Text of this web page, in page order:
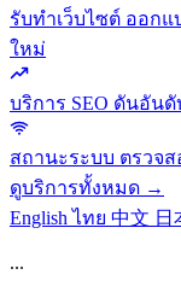
รับทำเว็บไซต์ ออกแ
ใหม่
บริการ SEO ดันอันดั
สถานะระบบ ตรวจ
ดูบริการทั้งหมด →
Englishไทย 中文 日
...